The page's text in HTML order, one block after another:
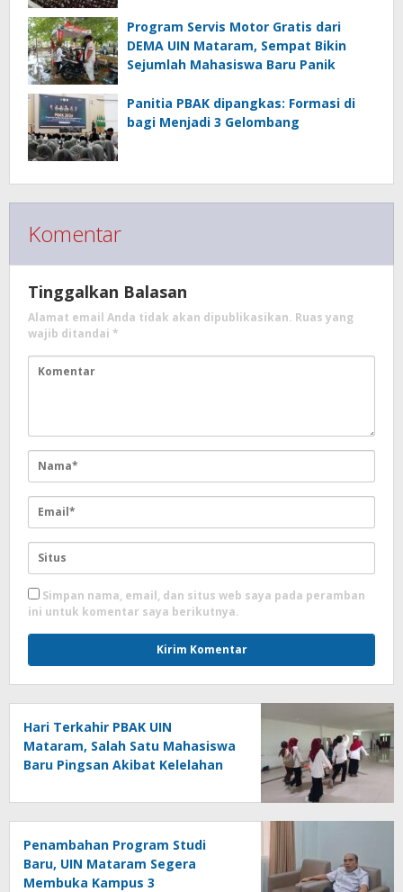
Program Servis Motor Gratis dari
DEMA UIN Mataram, Sempat Bikin
Sejumlah Mahasiswa Baru Panik
Panitia PBAK dipangkas: Formasi di
bagi Menjadi 3 Gelombang
Komentar
Tinggalkan Balasan
Alamat email Anda tidak akan dipublikasikan. Ruas yang
wajib ditandai *
Simpan nama, email, dan situs web saya pada peramban
ini untuk komentar saya berikutnya.
Hari Terkahir PBAK UIN
Mataram, Salah Satu Mahasiswa
Baru Pingsan Akibat Kelelahan
Penambahan Program Studi
Baru, UIN Mataram Segera
Membuka Kampus 3